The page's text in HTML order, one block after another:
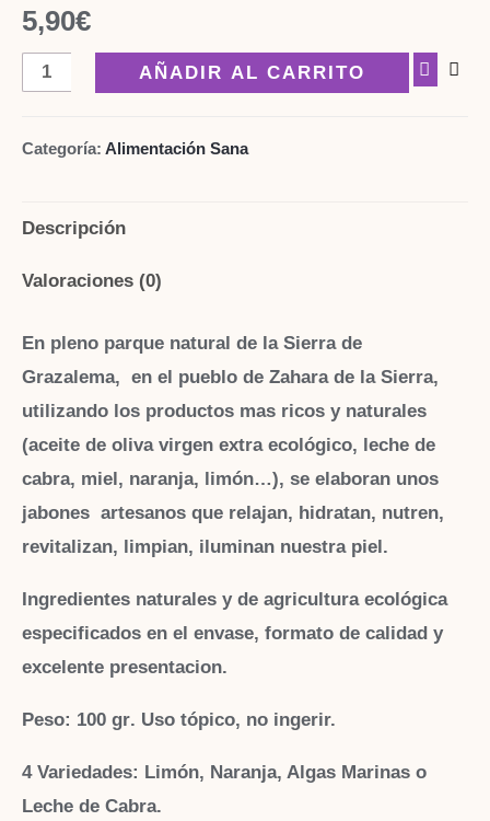
5,90€
Jabones
oliva
virgen
ecológico
cantidad
AÑADIR AL CARRITO
Categoría: Alimentación Sana
Descripción
Valoraciones (0)
En pleno parque natural de la Sierra de
Grazalema, en el pueblo de Zahara de la Sierra,
utilizando los productos mas ricos y naturales
(aceite de oliva virgen extra ecológico, leche de
cabra, miel, naranja, limón…), se elaboran unos
jabones artesanos que relajan, hidratan, nutren,
revitalizan, limpian, iluminan nuestra piel.
Ingredientes naturales y de agricultura ecológica
especificados en el envase, formato de calidad y
excelente presentacion.
Peso: 100 gr. Uso tópico, no ingerir.
4 Variedades: Limón, Naranja, Algas Marinas o
Leche de Cabra.